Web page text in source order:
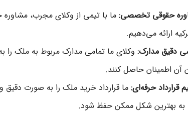
حقوقی تخصصی: ما با تیمی از وکلای مجرب،
ارائه می‌دهیم.
دقیق مدارک: وکلای ما تمامی مدارک مربوط به ملک
آن اطمینان حاصل کنند.
قرارداد حرفه‌ای: ما قرارداد خرید ملک را به صورت دقیق
به بهترین شکل ممکن حفظ شود.